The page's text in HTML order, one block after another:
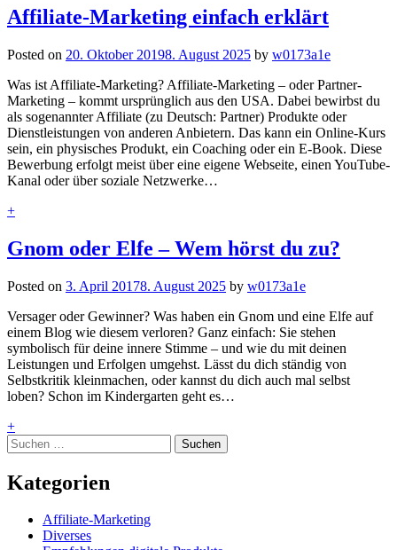
Affiliate-Marketing einfach erklärt
Posted on 20. Oktober 20198. August 2025 by w0173a1e
Was ist Affiliate-Marketing? Affiliate-Marketing – oder Partner-
Marketing – kommt ursprünglich aus den USA. Dabei bewirbst du
als sogenannter Affiliate (zu Deutsch: Partner) Produkte oder
Dienstleistungen von anderen Anbietern. Das kann ein Online-Kurs
sein, ein physisches Produkt, ein Coaching oder ein E-Book. Diese
Bewerbung erfolgt meist über eine eigene Webseite, einen YouTube-
Kanal oder über soziale Netzwerke…
+
Gnom oder Elfe – Wem hörst du zu?
Posted on 3. April 20178. August 2025 by w0173a1e
Versager oder Gewinner? Was haben ein Gnom und eine Elfe auf
einem Blog wie diesem verloren? Ganz einfach: Sie stehen
symbolisch für deine innere Stimme – und wie du mit deinen
Leistungen und Erfolgen umgehst. Lässt du dich ständig von
Selbstkritik kleinmachen, oder kannst du dich auch mal selbst
loben? Schon im Kindergarten geht es…
+
Suchen
nach:
Kategorien
Affiliate-Marketing
Diverses